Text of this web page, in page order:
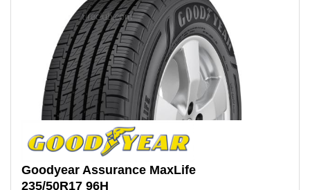
Goodyear Assurance MaxLife
235/50R17 96H